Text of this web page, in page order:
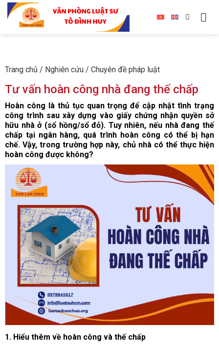
Trang chủ / Nghiên cứu / Chuyên đề pháp luật
Tư vấn hoàn công nhà đang thế chấp
Hoàn công là thủ tục quan trọng để cập nhật tình trạng
công trình sau xây dựng vào giấy chứng nhận quyền sở
hữu nhà ở (sổ hồng/sổ đỏ). Tuy nhiên, nếu nhà đang thế
chấp tại ngân hàng, quá trình hoàn công có thể bị hạn
chế. Vậy, trong trường hợp này, chủ nhà có thể thực hiện
hoàn công được không?
1. Hiểu thêm về hoàn công và thế chấp